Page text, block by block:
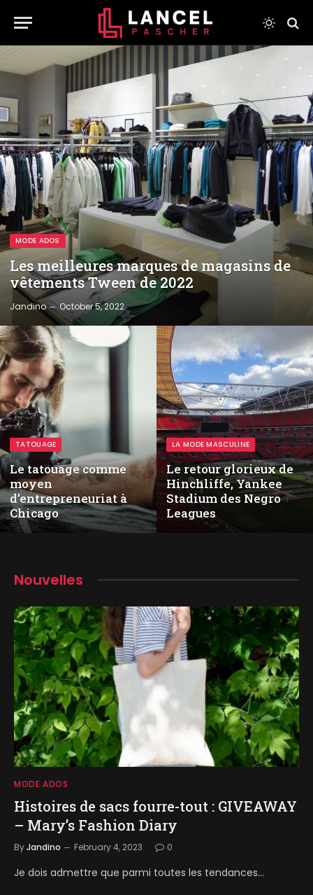
MODE ADOS
Les meilleures marques de magasins de
vêtements Tween de 2022
Jandino October 5, 2022
TATOUAGE
Le tatouage comme
moyen
d’entrepreneuriat à
Chicago
LA MODE MASCULINE
Le retour glorieux de
Hinchliffe, Yankee
Stadium des Negro
Leagues
Nouvelles
MODE ADOS
Histoires de sacs fourre-tout : GIVEAWAY
– Mary’s Fashion Diary
ByJandino February 4, 2023 0
Je dois admettre que parmi toutes les tendances…